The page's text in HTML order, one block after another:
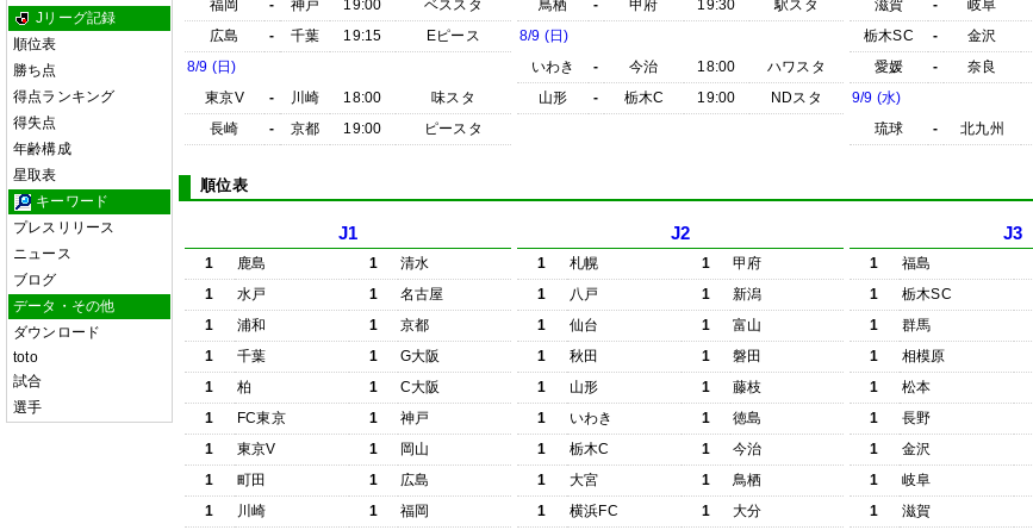
Jリーグ記録
順位表
勝ち点
得点ランキング
得失点
年齢構成
星取表
キーワード
プレスリリース
ニュース
ブログ
データ・その他
ダウンロード
toto
試合
選手
福岡
- 神戸 19:00
ベススタ
広島
- 千葉 19:15
Eピース
8/9 (日)
東京V
- 川崎 18:00
味スタ
長崎
- 京都 19:00 ピースタ
鳥栖
- 甲府 19:30
駅スタ
8/9 (日)
いわき
- 今治 18:00
ハワスタ
山形
- 栃木C 19:00 NDスタ
滋賀
- 岐阜
栃木SC
- 金沢
愛媛
- 奈良
9/9 (水)
琉球
- 北九州
順位表
J1
1 鹿島 1
清水
1
水戸 1
名古屋
1
浦和 1
京都
1
千葉 1
G大阪
1
柏 1
C大阪
1
FC東京 1
神戸
1
東京V 1
岡山
1
町田 1
広島
1
川崎 1 福岡
J2
1 札幌 1
甲府
1
八戸 1
新潟
1
仙台 1
富山
1
秋田 1
磐田
1
山形 1
藤枝
1
いわき 1
徳島
1
栃木C 1
今治
1
大宮 1
鳥栖
1
横浜FC 1 大分
J3
1 福島
1
栃木SC
1
群馬
1
相模原
1
松本
1
長野
1
金沢
1
岐阜
1
滋賀